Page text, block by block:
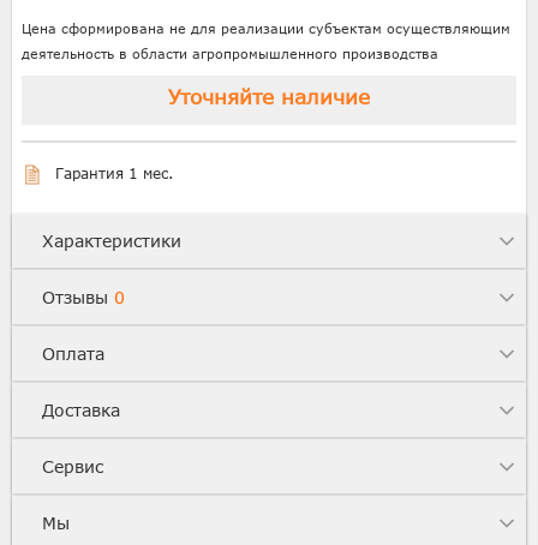
Цена сформирована не для реализации субъектам осуществляющим
деятельность в области агропромышленного производства
Уточняйте наличие
Гарантия 1 мес.
Характеристики
Отзывы 0
Оплата
Доставка
Сервис
Мы